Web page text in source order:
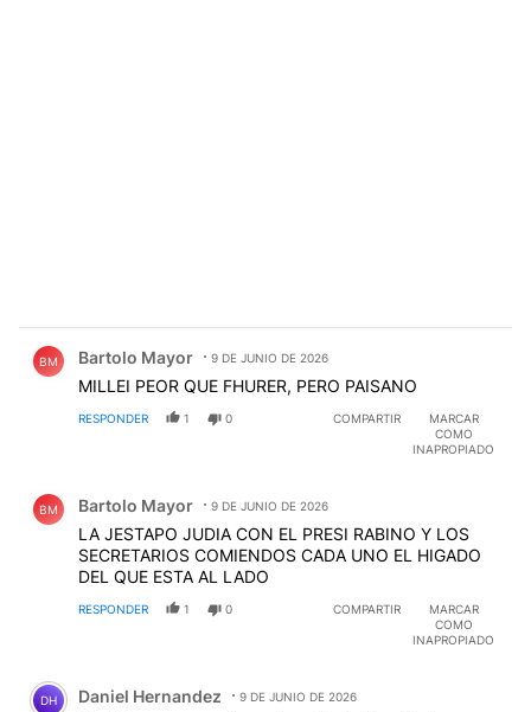
BM Bartolo Mayor 9 DE JUNIO DE 2026
MILLEI PEOR QUE FHURER, PERO PAISANO
RESPONDER 1 0 COMPARTIR
MARCAR
COMO
INAPROPIADO
BM Bartolo Mayor 9 DE JUNIO DE 2026
LA JESTAPO JUDIA CON EL PRESI RABINO Y LOS
SECRETARIOS COMIENDOS CADA UNO EL HIGADO
DEL QUE ESTA AL LADO
RESPONDER 1 0 COMPARTIR
MARCAR
COMO
INAPROPIADO
Comentario de Daniel Hernandez.
DH Daniel Hernandez 9 DE JUNIO DE 2026